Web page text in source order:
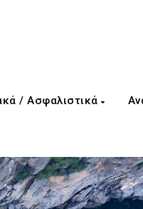
/ Ασφαλιστικά